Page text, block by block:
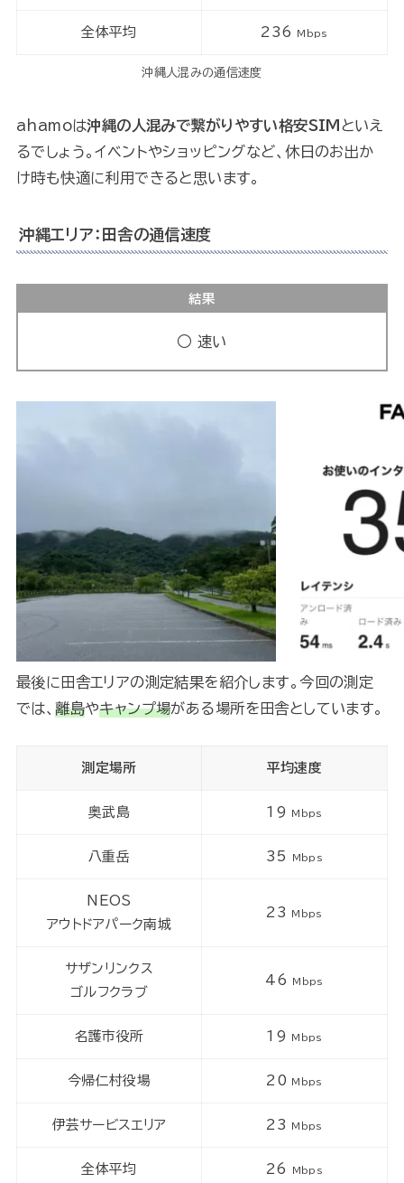
全体平均 236 Mbps
沖縄人混みの通信速度
ahamoは沖縄の人混みで繋がりやすい格安SIM といえ
るでしょう。イベントやショッピングなど、休日のお出か
け時も快適に利用できると思います。
沖縄エリア：田舎の通信速度
結果
○ 速い
最後に田舎エリアの測定結果を紹介します。今回の測定
では、離島やキャンプ場がある場所を田舎としています。
測定場所 平均速度
奥武島 19 Mbps
八重岳 35 Mbps
NEOS
アウトドアパーク南城
23 Mbps
サザンリンクス
ゴルフクラブ
46 Mbps
名護市役所 19 Mbps
今帰仁村役場 20 Mbps
伊芸サービスエリア 23 Mbps
全体平均 26 Mbps